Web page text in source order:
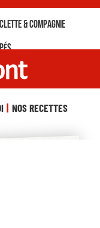
& Compagnie
NOS RECETTES